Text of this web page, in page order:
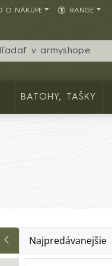
O NÁKUPE RANGE
SK
BATOHY, TAŠKY
Najpredávanejšie